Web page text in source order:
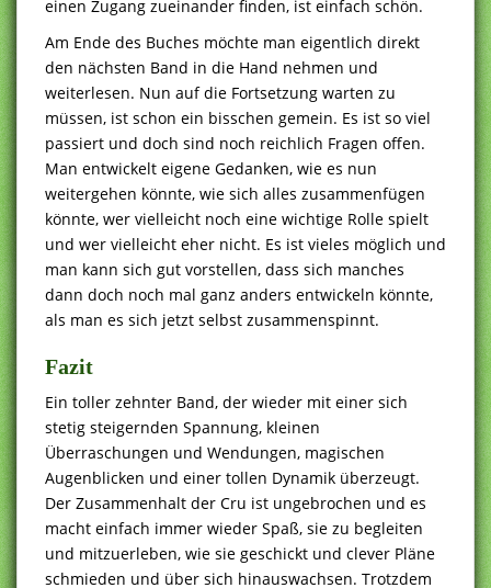
einen Zugang zueinander finden, ist einfach schön.
Am Ende des Buches möchte man eigentlich direkt
den nächsten Band in die Hand nehmen und
weiterlesen. Nun auf die Fortsetzung warten zu
müssen, ist schon ein bisschen gemein. Es ist so viel
passiert und doch sind noch reichlich Fragen offen.
Man entwickelt eigene Gedanken, wie es nun
weitergehen könnte, wie sich alles zusammenfügen
könnte, wer vielleicht noch eine wichtige Rolle spielt
und wer vielleicht eher nicht. Es ist vieles möglich und
man kann sich gut vorstellen, dass sich manches
dann doch noch mal ganz anders entwickeln könnte,
als man es sich jetzt selbst zusammenspinnt.
Fazit
Ein toller zehnter Band, der wieder mit einer sich
stetig steigernden Spannung, kleinen
Überraschungen und Wendungen, magischen
Augenblicken und einer tollen Dynamik überzeugt.
Der Zusammenhalt der Cru ist ungebrochen und es
macht einfach immer wieder Spaß, sie zu begleiten
und mitzuerleben, wie sie geschickt und clever Pläne
schmieden und über sich hinauswachsen. Trotzdem